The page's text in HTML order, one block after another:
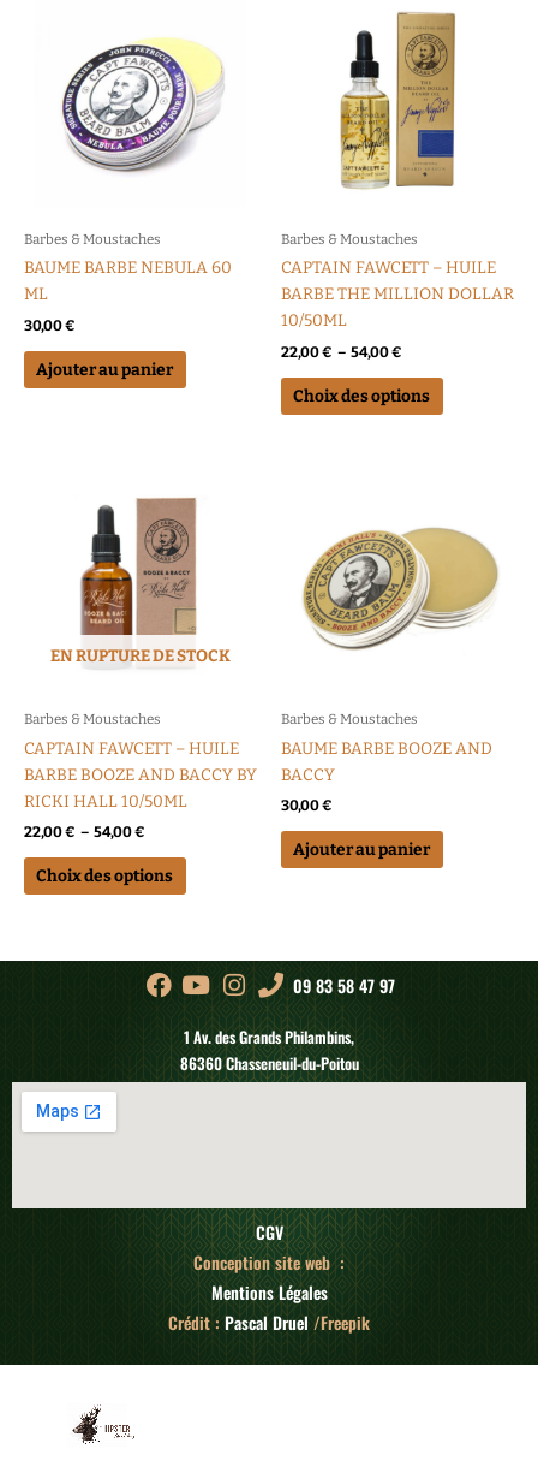
Barbes & Moustaches
BAUME BARBE NEBULA 60
ML
30,00€
Ajouter au panier
Barbes & Moustaches
CAPTAIN FAWCETT – HUILE
BARBE THE MILLION DOLLAR
10/50ML
22,00€ – 54,00€
de
prix :
22,00 €
à
54,00 €
Choix des options
produit
a
plusieurs
variations.
Les
options
peuvent
sur
la
EN RUPTURE DE STOCK
Barbes & Moustaches
CAPTAIN FAWCETT – HUILE
BARBE BOOZE AND BACCY BY
RICKI HALL 10/50ML
22,00€ – 54,00€
22,00 €
à
54,00 €
Choix des options
produit
a
plusieurs
variations.
Les
options
peuvent
sur
la
Barbes & Moustaches
BAUME BARBE BOOZE AND
BACCY
30,00€
Ajouter au panier
09 83 58 47 97
1 Av. des Grands Philambins,
86360 Chasseneuil-du-Poitou
CGV
Conception site web :
Mentions Légales
Crédit : Pascal Druel/Freepik